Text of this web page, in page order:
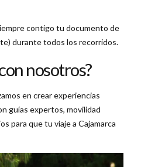
contigo tu documento de
durante todos los recorridos.
nosotros?
en crear experiencias
guías expertos, movilidad
para que tu viaje a Cajamarca